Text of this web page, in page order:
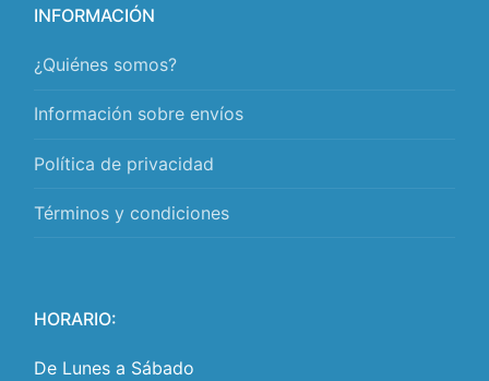
INFORMACIÓN
¿Quiénes somos?
Información sobre envíos
Política de privacidad
Términos y condiciones
HORARIO:
De Lunes a Sábado